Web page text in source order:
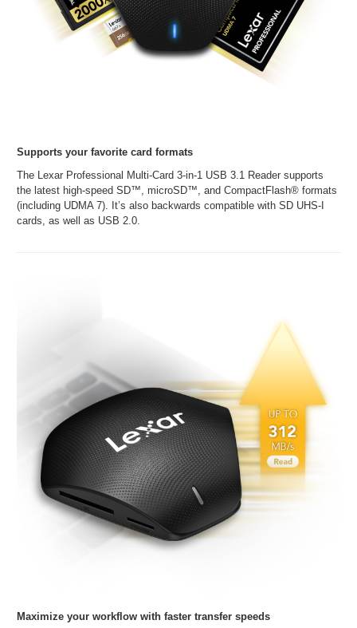
Supports your favorite card formats
The Lexar Professional Multi-Card 3-in-1 USB 3.1 Reader supports
the latest high-speed SD™, microSD™, and CompactFlash® formats
(including UDMA 7). It’s also backwards compatible with SD UHS-I
cards, as well as USB 2.0.
Maximize your workflow with faster transfer speeds